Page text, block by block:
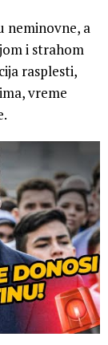
neminovne, a
i strahom
rasplesti,
vreme